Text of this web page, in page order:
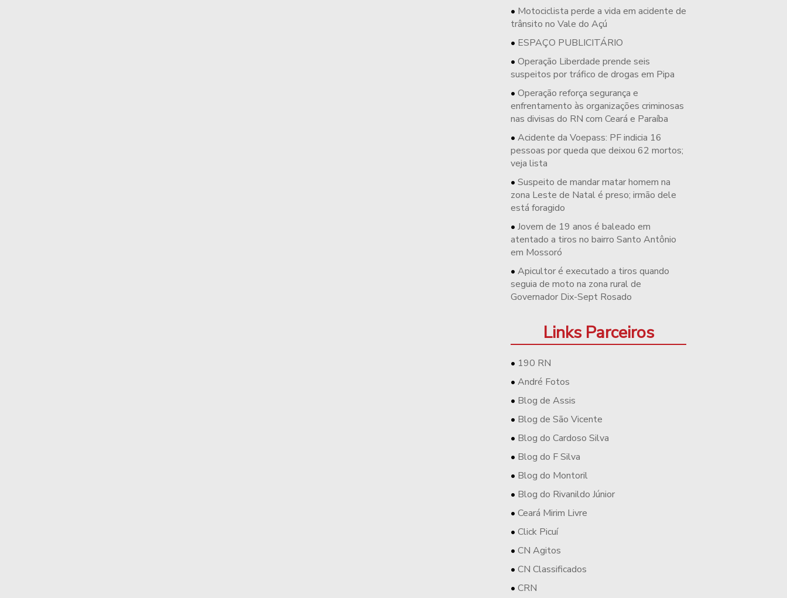
Motociclista perde a vida em acidente de
trânsito no Vale do Açú
ESPAÇO PUBLICITÁRIO
Operação Liberdade prende seis
suspeitos por tráfico de drogas em Pipa
Operação reforça segurança e
enfrentamento às organizações criminosas
nas divisas do RN com Ceará e Paraíba
Acidente da Voepass: PF indicia 16
pessoas por queda que deixou 62 mortos;
veja lista
Suspeito de mandar matar homem na
zona Leste de Natal é preso; irmão dele
está foragido
Jovem de 19 anos é baleado em
atentado a tiros no bairro Santo Antônio
em Mossoró
Apicultor é executado a tiros quando
seguia de moto na zona rural de
Governador Dix-Sept Rosado
Links Parceiros
190 RN
André Fotos
Blog de Assis
Blog de São Vicente
Blog do Cardoso Silva
Blog do F Silva
Blog do Montoril
Blog do Rivanildo Júnior
Ceará Mirim Livre
Click Picuí
CN Agitos
CN Classificados
CRN